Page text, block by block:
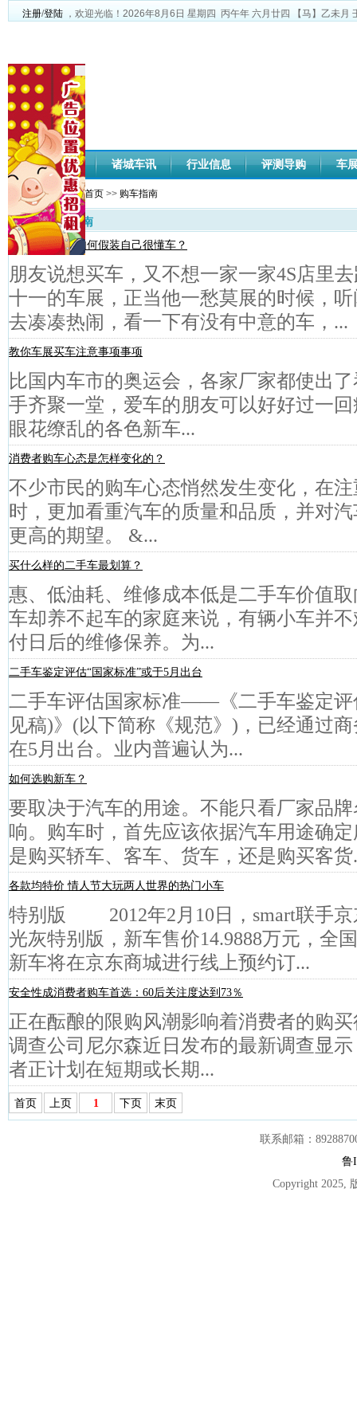
注册/登陆 ，欢迎光临！ 2026年8月6日 星期四 丙午年 六月廿四 【马】乙未月
网站首页 诸城车讯 行业信息 评测导购 车
您当前位置：网站首页 >> 购车指南
购车指南
去车展看车，如何假装自己很懂车？
朋友说想买车，又不想一家一家4S店里
十一的车展，正当他一愁莫展的时候，
去凑凑热闹，看一下有没有中意的车，...
教你车展买车注意事项事项
比国内车市的奥运会，各家厂家都使出
手齐聚一堂，爱车的朋友可以好好过一
眼花缭乱的各色新车...
消费者购车心态是怎样变化的？
不少市民的购车心态悄然发生变化，在
时，更加看重汽车的质量和品质，并对
更高的期望。 &...
买什么样的二手车最划算？
惠、低油耗、维修成本低是二手车价值
车却养不起车的家庭来说，有辆小车并
付日后的维修保养。为...
二手车鉴定评估“国家标准”或于5月出台
二手车评估国家标准——《二手车鉴定评
见稿)》(以下简称《规范》)，已经通过
在5月出台。业内普遍认为...
如何选购新车？
要取决于汽车的用途。不能只看厂家品
响。购车时，首先应该依据汽车用途确
是购买轿车、客车、货车，还是购买客货
各款均特价 情人节大玩两人世界的热门小车
特别版 2012年2月10日，smart联手京
光灰特别版，新车售价14.9888万元，全
新车将在京东商城进行线上预约订...
安全性成消费者购车首选：60后关注度达到73％
正在酝酿的限购风潮影响着消费者的购
调查公司尼尔森近日发布的最新调查显
者正计划在短期或长期...
首页 上页 1 下页 末页
联系邮箱：
鲁
Copyright 2025,